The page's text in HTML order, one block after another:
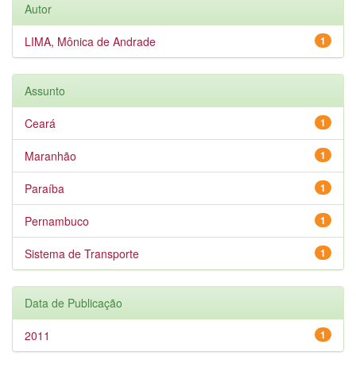
Autor
1
LIMA, Mônica de Andrade
Assunto
1
Ceará
1
Maranhão
1
Paraíba
1
Pernambuco
1
Sistema de Transporte
Data de Publicação
1
2011